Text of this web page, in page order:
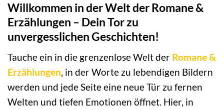
Willkommen in der Welt der Romane &
Erzählungen – Dein Tor zu
unvergesslichen Geschichten!
Tauche ein in die grenzenlose Welt der Romane &
Erzählungen, in der Worte zu lebendigen Bildern
werden und jede Seite eine neue Tür zu fernen
Welten und tiefen Emotionen öffnet. Hier, in